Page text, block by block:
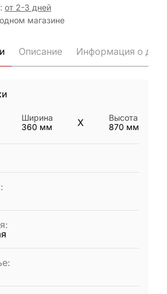
: от 2-3 дней
магазине
Описание Информация о
Ширина
360 мм X
Высота
870 мм
:
:
: